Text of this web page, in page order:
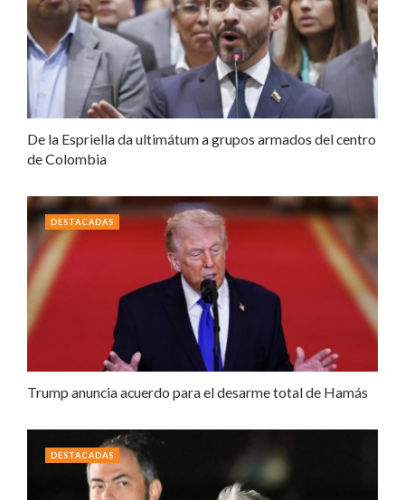
De la Espriella da ultimátum a grupos armados del centro
de Colombia
Trump anuncia acuerdo para el desarme total de Hamás
DESTACADAS
DESTACADAS